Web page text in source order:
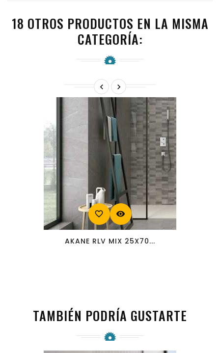
18 OTROS PRODUCTOS EN LA MISMA
CATEGORÍA:
 
favorite_border visibility
AKANE RLV MIX 25X70...
TAMBIÉN PODRÍA GUSTARTE